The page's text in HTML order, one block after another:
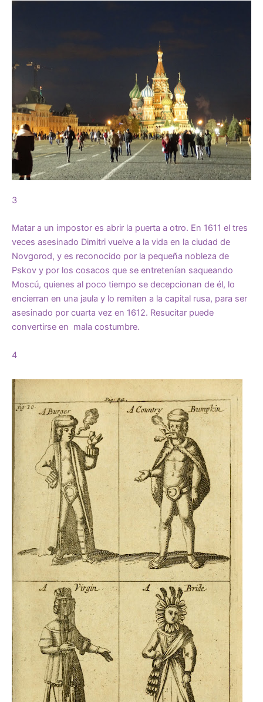
3
Matar a un impostor es abrir la puerta a otro. En 1611 el tres
veces asesinado Dimitri vuelve a la vida en la ciudad de
Novgorod, y es reconocido por la pequeña nobleza de
Pskov y por los cosacos que se entretenían saqueando
Moscú, quienes al poco tiempo se decepcionan de él, lo
encierran en una jaula y lo remiten a la capital rusa, para ser
asesinado por cuarta vez en 1612. Resucitar puede
convertirse en mala costumbre.
4